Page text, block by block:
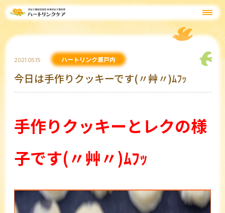
2021.05.15 ハートリンク瀬戸内
今日は手作りクッキーです(〃艸〃)ﾑﾌｯ
手作りクッキーとレクの様
子です(〃艸〃)ﾑﾌｯ